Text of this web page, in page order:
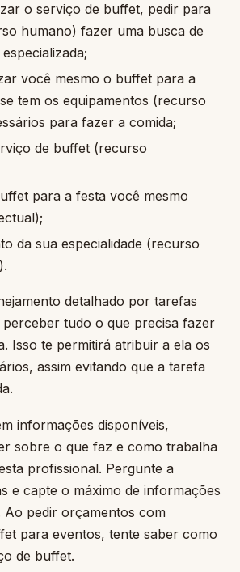
o serviço de buffet, pedir para
humano) fazer uma busca de
você mesmo o buffet para a
tem os equipamentos (recurso
para fazer a comida;
de buffet (recurso
para a festa você mesmo
da sua especialidade (recurso
detalhado por tarefas
tudo o que precisa fazer
Isso te permitirá atribuir a ela os
assim evitando que a tarefa
informações disponíveis,
sobre o que faz e como trabalha
profissional. Pergunte a
e capte o máximo de informações
Ao pedir orçamentos com
para eventos, tente saber como
de buffet.